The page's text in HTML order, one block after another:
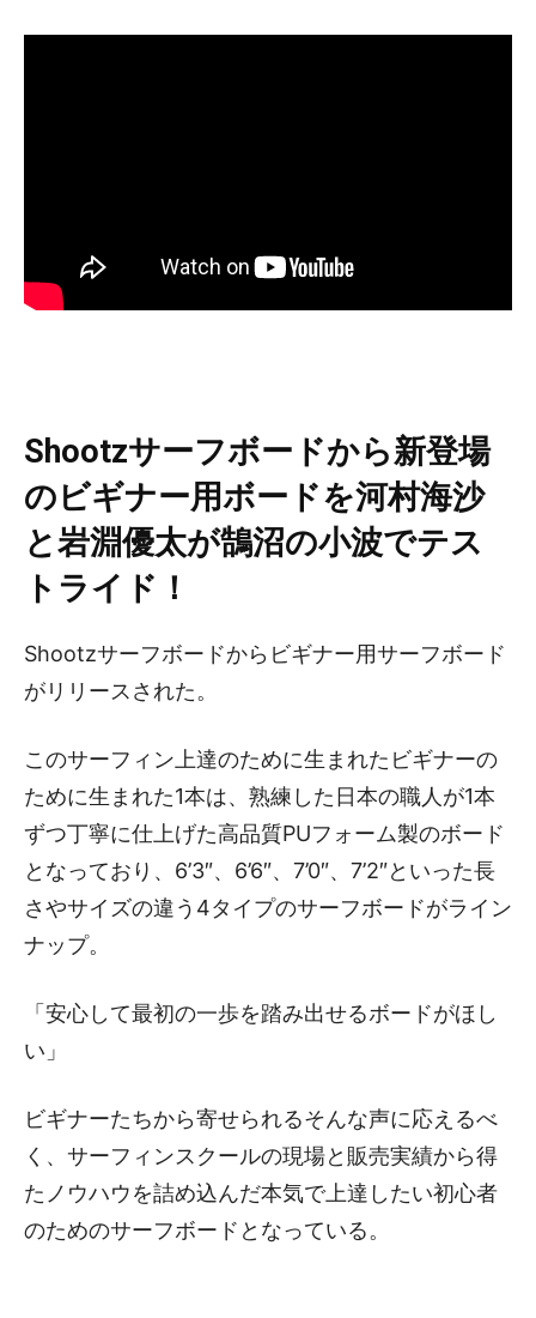
Shootzサーフボードから新登場
のビギナー用ボードを河村海沙
と岩淵優太が鵠沼の小波でテス
トライド！
Shootzサーフボードからビギナー用サーフボード
がリリースされた。
このサーフィン上達のために生まれたビギナーの
ために生まれた1本は、熟練した日本の職人が1本
ずつ丁寧に仕上げた高品質PUフォーム製のボード
となっており、6’3″、6’6″、7’0″、7’2″といった長
さやサイズの違う4タイプのサーフボードがライン
ナップ。
「安心して最初の一歩を踏み出せるボードがほし
い」
ビギナーたちから寄せられるそんな声に応えるべ
く、サーフィンスクールの現場と販売実績から得
たノウハウを詰め込んだ本気で上達したい初心者
のためのサーフボードとなっている。